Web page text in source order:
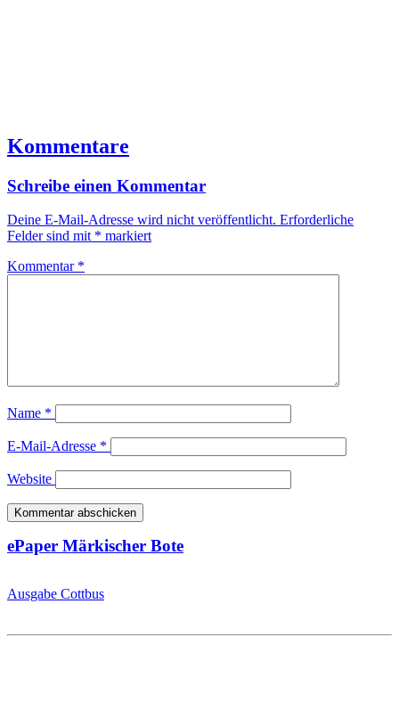
Kommentare
Schreibe einen Kommentar
Deine E-Mail-Adresse wird nicht veröffentlicht. Erforderliche
Felder sind mit * markiert
Kommentar *
Name *
E-Mail-Adresse *
Website
ePaper Märkischer Bote
Ausgabe Cottbus